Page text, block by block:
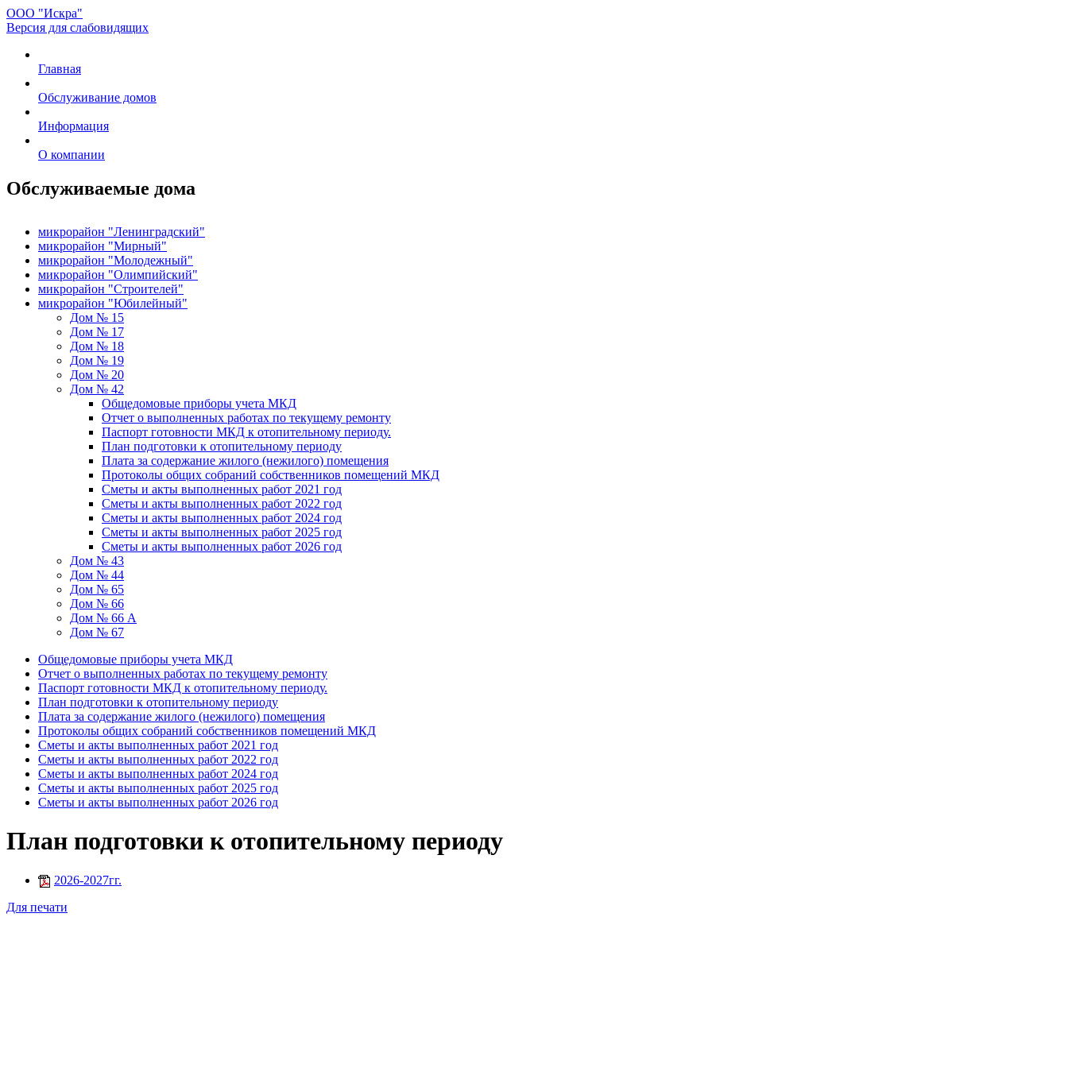
ООО "Искра"
Версия для слабовидящих
Главная
Обслуживание домов
Информация
О компании
Обслуживаемые дома
микрорайон "Ленинградский"
микрорайон "Мирный"
микрорайон "Молодежный"
микрорайон "Олимпийский"
микрорайон "Строителей"
микрорайон "Юбилейный"
Дом № 15
Дом № 17
Дом № 18
Дом № 19
Дом № 20
Дом № 42
Общедомовые приборы учета МКД
Отчет о выполненных работах по текущему ремонту
Паспорт готовности МКД к отопительному периоду.
План подготовки к отопительному периоду
Плата за содержание жилого (нежилого) помещения
Протоколы общих собраний собственников помещений МКД
Сметы и акты выполненных работ 2021 год
Сметы и акты выполненных работ 2022 год
Сметы и акты выполненных работ 2024 год
Сметы и акты выполненных работ 2025 год
Сметы и акты выполненных работ 2026 год
Дом № 43
Дом № 44
Дом № 65
Дом № 66
Дом № 66 А
Дом № 67
Общедомовые приборы учета МКД
Отчет о выполненных работах по текущему ремонту
Паспорт готовности МКД к отопительному периоду.
План подготовки к отопительному периоду
Плата за содержание жилого (нежилого) помещения
Протоколы общих собраний собственников помещений МКД
Сметы и акты выполненных работ 2021 год
Сметы и акты выполненных работ 2022 год
Сметы и акты выполненных работ 2024 год
Сметы и акты выполненных работ 2025 год
Сметы и акты выполненных работ 2026 год
План подготовки к отопительному периоду
2026-2027гг.
Для печати